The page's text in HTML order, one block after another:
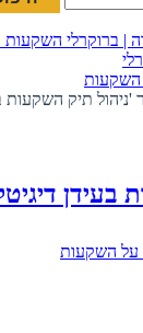
| ברוקרלי השקעות
השקעות
'ניהול תיק
בעידן
על השקעות